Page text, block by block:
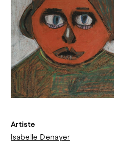
Artiste
Isabelle Denayer